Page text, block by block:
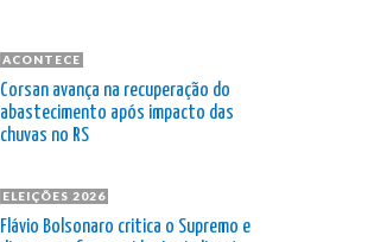
ACONTECE
Corsan avança na recuperação do
abastecimento após impacto das
chuvas no RS
ELEIÇÕES 2026
Flávio Bolsonaro critica o Supremo e